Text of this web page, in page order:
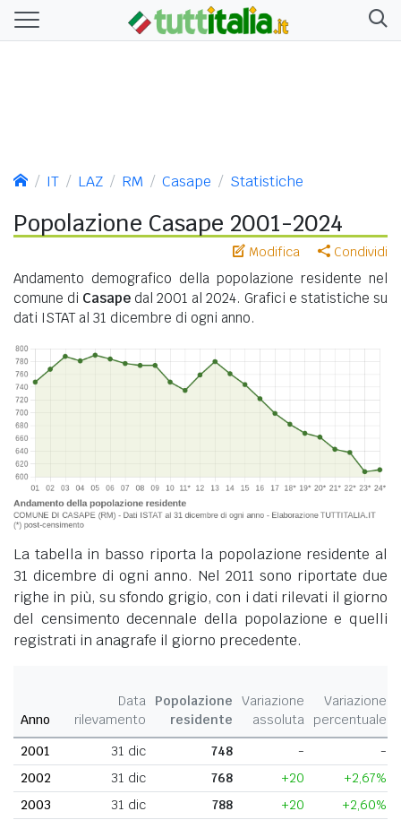
IT LAZ RM Casape Statistiche
Popolazione Casape 2001-2024
Modifica Condividi
Andamento demografico della popolazione residente nel
comune di Casape dal 2001 al 2024. Grafici e statistiche su
dati ISTAT al 31 dicembre di ogni anno.
La tabella in basso riporta la popolazione residente al
31 dicembre di ogni anno. Nel 2011 sono riportate due
righe in più, su sfondo grigio, con i dati rilevati il giorno
del censimento decennale della popolazione e quelli
registrati in anagrafe il giorno precedente.
Anno
Data
rilevamento
Popolazione
residente
Variazione
assoluta
Variazione
percentuale
2001
31 dic 748 -
-
2002
31 dic 768 +20
+2,67%
2003
31 dic 788 +20
+2,60%